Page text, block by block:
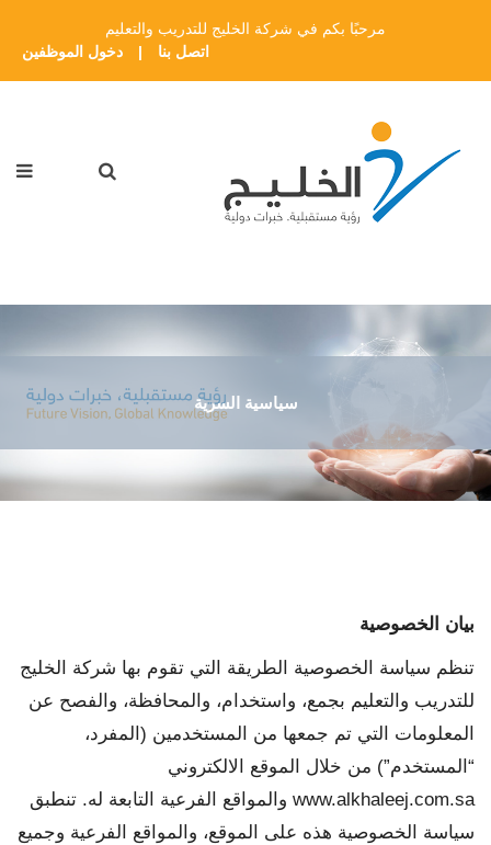
مرحبًا بكم في شركة الخليج للتدريب والتعليم
اتصل بنا
| دخول الموظفين
سياسية السرية
بيان الخصوصية
تنظم سياسة الخصوصية الطريقة التي تقوم بها شركة الخليج
للتدريب والتعليم بجمع، واستخدام، والمحافظة، والفصح عن
المعلومات التي تم جمعها من المستخدمين (المفرد،
“المستخدم”) من خلال الموقع الالكتروني
www.alkhaleej.com.sa والمواقع الفرعية التابعة له. تنطبق
سياسة الخصوصية هذه على الموقع، والمواقع الفرعية وجميع